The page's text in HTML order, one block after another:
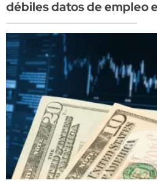
débiles datos de empleo